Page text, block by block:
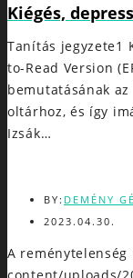
Kiégés,
Tanítás jegyzete1
to-Read Version
bemutatásának
oltárhoz, és így
Izsák…
BY: DEMÉNY
2023.04.30.
A reménytelenség